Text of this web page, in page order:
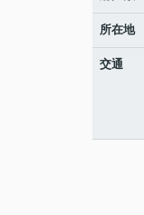
所在地
交通